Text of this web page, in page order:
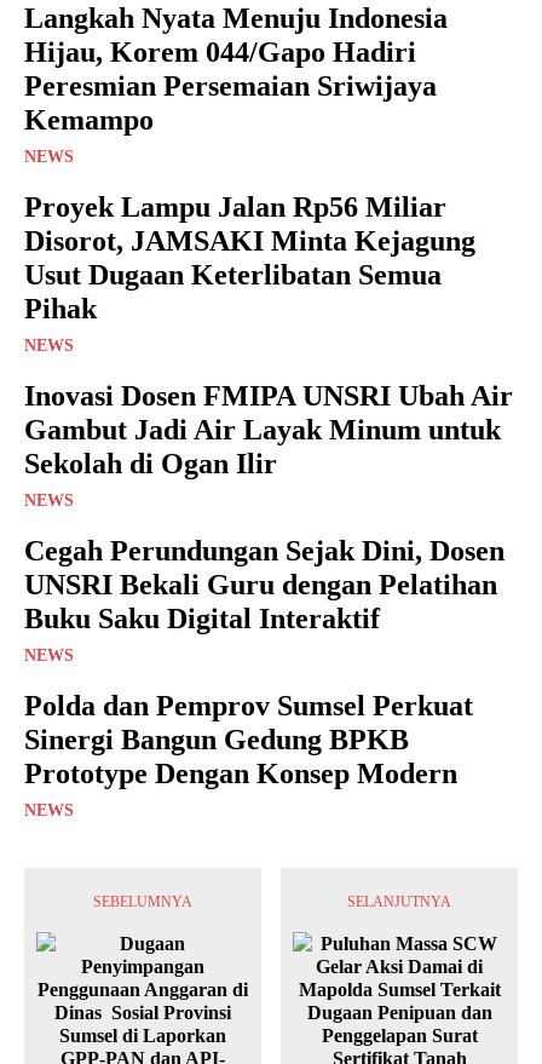
Langkah Nyata Menuju Indonesia
Hijau, Korem 044/Gapo Hadiri
Peresmian Persemaian Sriwijaya
Kemampo
NEWS
Proyek Lampu Jalan Rp56 Miliar
Disorot, JAMSAKI Minta Kejagung
Usut Dugaan Keterlibatan Semua
Pihak
NEWS
Inovasi Dosen FMIPA UNSRI Ubah Air
Gambut Jadi Air Layak Minum untuk
Sekolah di Ogan Ilir
NEWS
Cegah Perundungan Sejak Dini, Dosen
UNSRI Bekali Guru dengan Pelatihan
Buku Saku Digital Interaktif
NEWS
Polda dan Pemprov Sumsel Perkuat
Sinergi Bangun Gedung BPKB
Prototype Dengan Konsep Modern
NEWS
SEBELUMNYA SELANJUTNYA